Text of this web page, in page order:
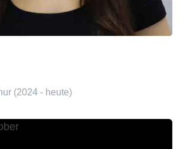
(2024 - heute)